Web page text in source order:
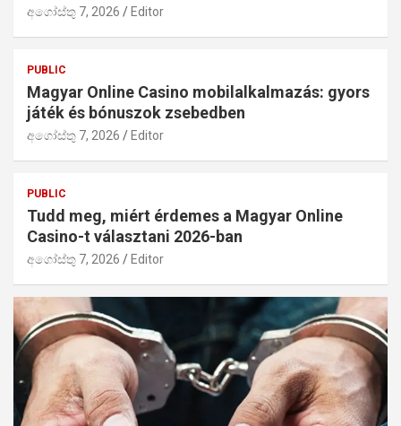
අගෝස්තු 7, 2026 Editor
PUBLIC
Magyar Online Casino mobilalkalmazás: gyors
játék és bónuszok zsebedben
අගෝස්තු 7, 2026 Editor
PUBLIC
Tudd meg, miért érdemes a Magyar Online
Casino-t választani 2026-ban
අගෝස්තු 7, 2026 Editor